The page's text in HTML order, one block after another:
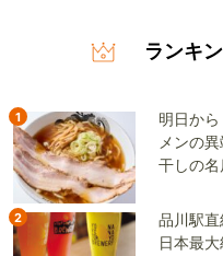
ランキ
1
明日か
メンの
干しの
2
品川駅直
日本最